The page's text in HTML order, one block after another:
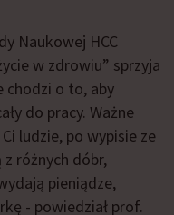
Naukowej HCC
w zdrowiu” sprzyja
chodzi o to, aby
do pracy. Ważne
ludzie, po wypisie ze
różnych dóbr,
pieniądze,
- powiedział prof.